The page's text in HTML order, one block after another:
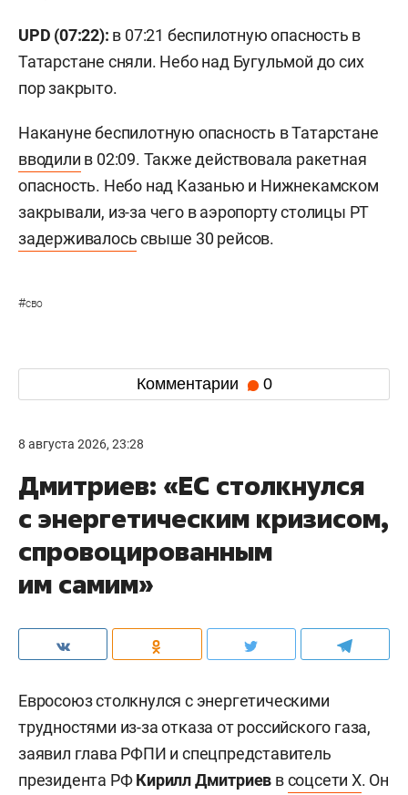
UPD (07:22): в 07:21 беспилотную опасность в
Татарстане сняли. Небо над Бугульмой до сих
пор закрыто.
Накануне беспилотную опасность в Татарстане
вводили в 02:09. Также действовала ракетная
опасность. Небо над Казанью и Нижнекамском
закрывали, из-за чего в аэропорту столицы РТ
задерживалосьсвыше 30 рейсов.
#сво
Комментарии 0
8 августа 2026, 23:28
Дмитриев: «ЕС столкнулся
с энергетическим кризисом,
спровоцированным
им самим»
Евросоюз столкнулся с энергетическими
трудностями из-за отказа от российского газа,
заявил глава РФПИ и спецпредставитель
президента РФКирилл Дмитриев всоцсети X. Он